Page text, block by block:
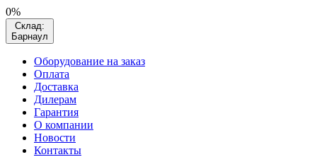
0%
Склад:
Барнаул
Оборудование на заказ
Оплата
Доставка
Дилерам
Гарантия
О компании
Новости
Контакты